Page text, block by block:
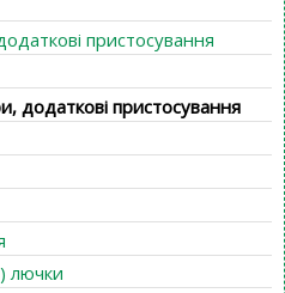
пристосування
додаткові пристосування
лючки